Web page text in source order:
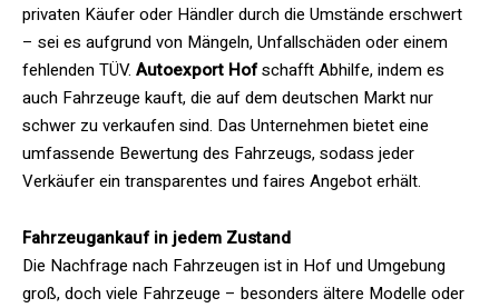
privaten Käufer oder Händler durch die Umstände erschwert
– sei es aufgrund von Mängeln, Unfallschäden oder einem
fehlenden TÜV. Autoexport Hofschafft Abhilfe, indem es
auch Fahrzeuge kauft, die auf dem deutschen Markt nur
schwer zu verkaufen sind. Das Unternehmen bietet eine
umfassende Bewertung des Fahrzeugs, sodass jeder
Verkäufer ein transparentes und faires Angebot erhält.
Fahrzeugankauf in jedem Zustand
Die Nachfrage nach Fahrzeugen ist in Hof und Umgebung
groß, doch viele Fahrzeuge – besonders ältere Modelle oder